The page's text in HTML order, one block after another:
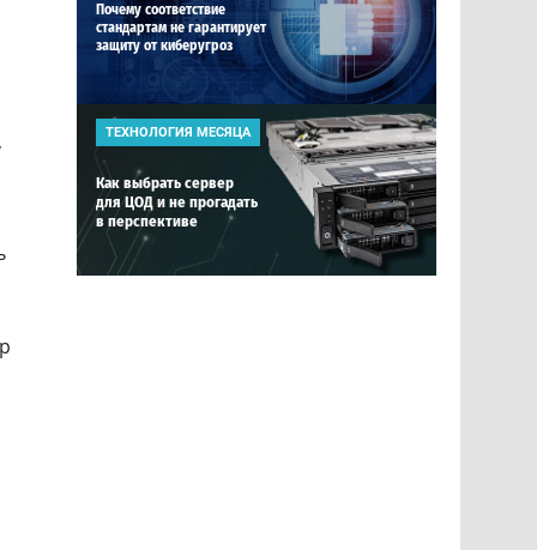
Почему соответствие
стандартам не гарантирует
защиту от киберугроз
ТЕХНОЛОГИЯ МЕСЯЦА
Как выбрать сервер
для ЦОД и не прогадать
в перспективе